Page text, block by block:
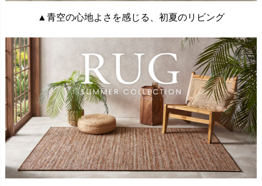
▲青空の心地よさを感じる、初夏のリビング